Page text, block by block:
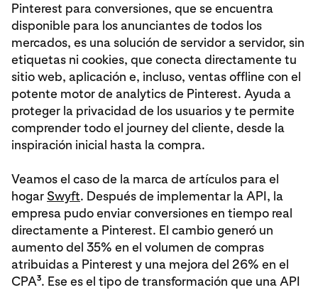
Pinterest para conversiones, que se encuentra
disponible para los anunciantes de todos los
mercados, es una solución de servidor a servidor, sin
etiquetas ni cookies, que conecta directamente tu
sitio web, aplicación e, incluso, ventas offline con el
potente motor de analytics de Pinterest. Ayuda a
proteger la privacidad de los usuarios y te permite
comprender todo el journey del cliente, desde la
inspiración inicial hasta la compra.
Veamos el caso de la marca de artículos para el
hogar Swyft. Después de implementar la API, la
empresa pudo enviar conversiones en tiempo real
directamente a Pinterest. El cambio generó un
aumento del 35% en el volumen de compras
atribuidas a Pinterest y una mejora del 26% en el
CPA3. Ese es el tipo de transformación que una API